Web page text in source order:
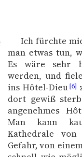
Ich fürchte
man etwas tun,
Es wäre sehr
werden, und
ins Hôtel-Dieu[6]
dort gewiß
angenehmes
Man kann
Kathedrale
Gefahr, von